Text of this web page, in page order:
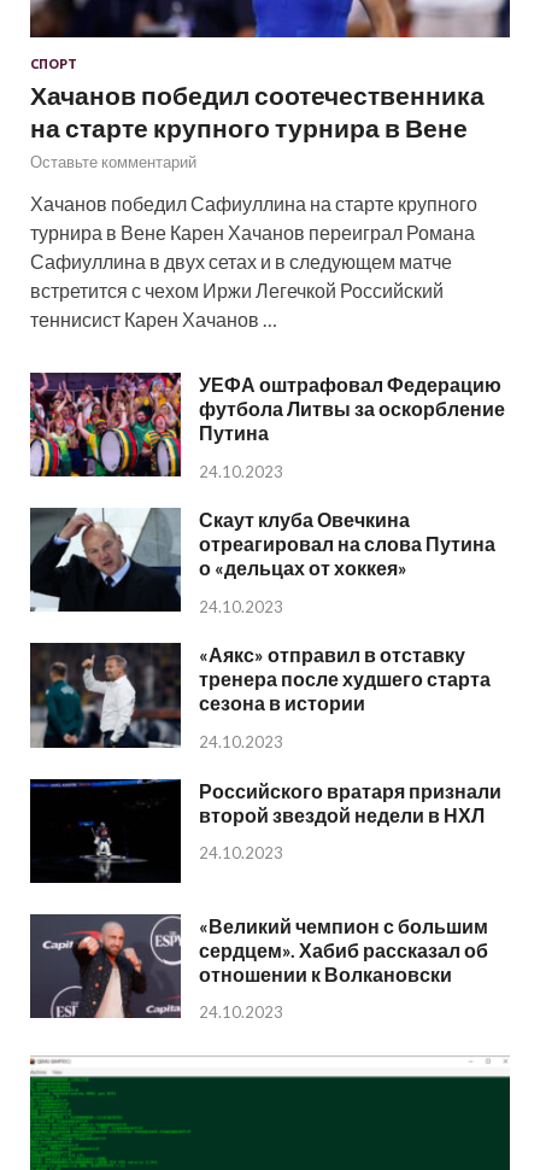
СПОРТ
Хачанов победил соотечественника
на старте крупного турнира в Вене
Оставьте комментарий
Хачанов победил Сафиуллина на старте крупного
турнира в Вене Карен Хачанов переиграл Романа
Сафиуллина в двух сетах и в следующем матче
встретится с чехом Иржи Легечкой Российский
теннисист Карен Хачанов …
УЕФА оштрафовал Федерацию
футбола Литвы за оскорбление
Путина
24.10.2023
Скаут клуба Овечкина
отреагировал на слова Путина
о «дельцах от хоккея»
24.10.2023
«Аякс» отправил в отставку
тренера после худшего старта
сезона в истории
24.10.2023
Российского вратаря признали
второй звездой недели в НХЛ
24.10.2023
«Великий чемпион с большим
сердцем». Хабиб рассказал об
отношении к Волкановски
24.10.2023